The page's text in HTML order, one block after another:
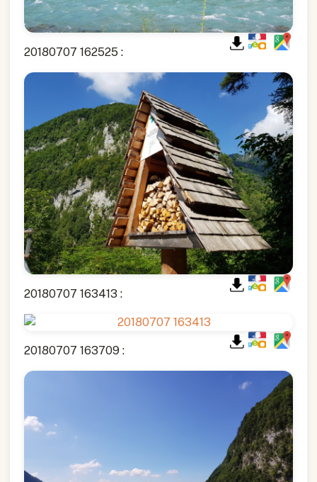
20180707 162525 :
20180707 163413 :
20180707 163709 :